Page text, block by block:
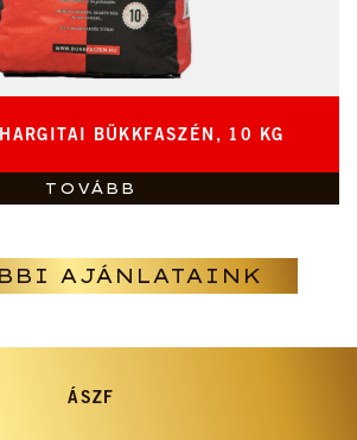
BÜKKFASZÉN, 10 KG
TOVÁBB
AJÁNLATAINK
ÁSZF